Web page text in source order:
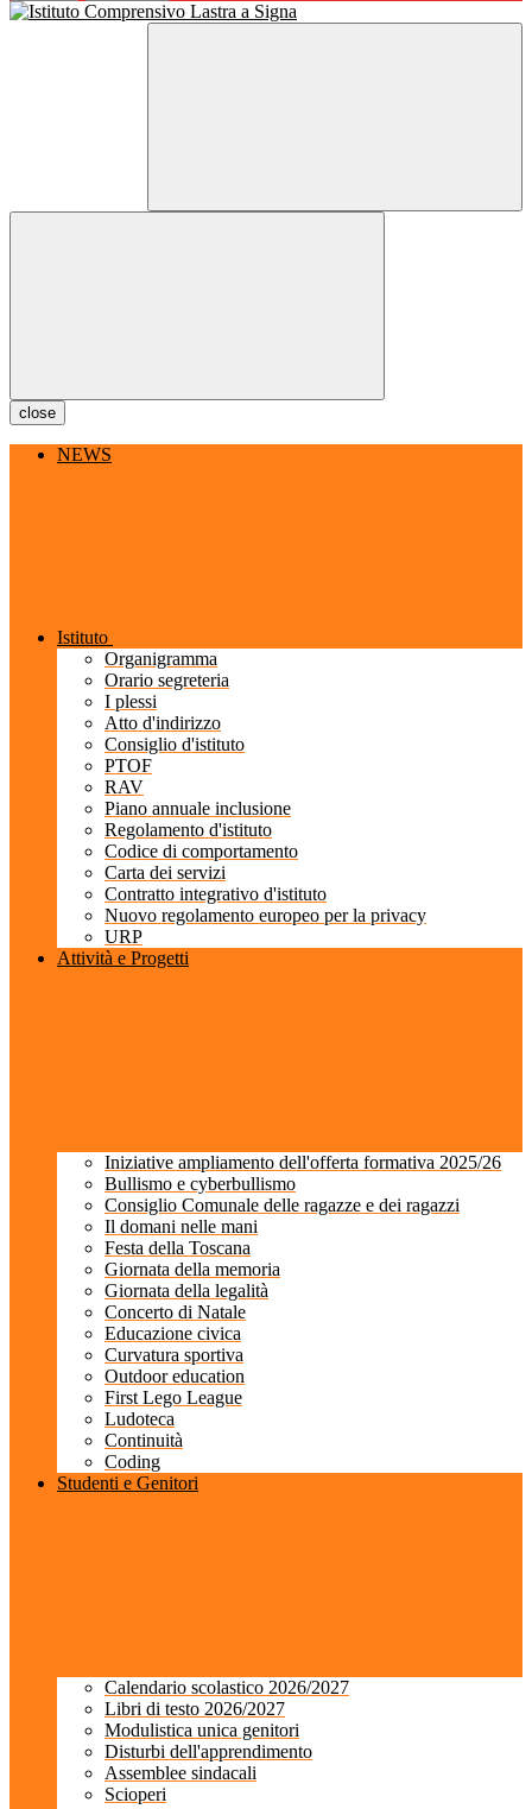
close
NEWS
Istituto
Organigramma
Orario segreteria
I plessi
Atto d'indirizzo
Consiglio d'istituto
PTOF
RAV
Piano annuale inclusione
Regolamento d'istituto
Codice di comportamento
Carta dei servizi
Contratto integrativo d'istituto
Nuovo regolamento europeo per la privacy
URP
Attività e Progetti
Iniziative ampliamento dell'offerta formativa 2025/26
Bullismo e cyberbullismo
Consiglio Comunale delle ragazze e dei ragazzi
Il domani nelle mani
Festa della Toscana
Giornata della memoria
Giornata della legalità
Concerto di Natale
Educazione civica
Curvatura sportiva
Outdoor education
First Lego League
Ludoteca
Continuità
Coding
Studenti e Genitori
Calendario scolastico 2026/2027
Libri di testo 2026/2027
Modulistica unica genitori
Disturbi dell'apprendimento
Assemblee sindacali
Scioperi